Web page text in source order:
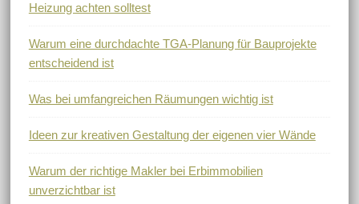
Heizung achten solltest
Warum eine durchdachte TGA-Planung für Bauprojekte
entscheidend ist
Was bei umfangreichen Räumungen wichtig ist
Ideen zur kreativen Gestaltung der eigenen vier Wände
Warum der richtige Makler bei Erbimmobilien
unverzichtbar ist